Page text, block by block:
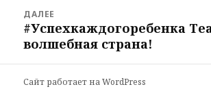
ДАЛЕЕ
Следующая
запись:
#Успехкаждогоребенка
волшебная страна!
Сайт работает на WordPress